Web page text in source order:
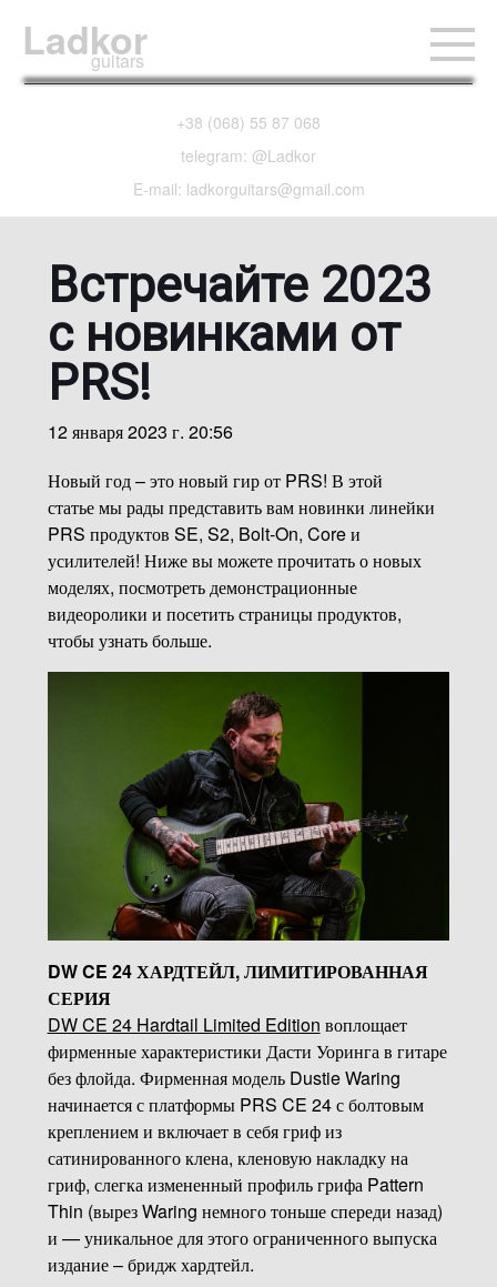
Ladkor
guitars
+38 (068) 55 87 068
telegram: @Ladkor
E-mail: ladkorguitars@gmail.com
Встречайте 2023
с новинками от
PRS!
12 января 2023 г. 20:56
Новый год – это новый гир от PRS! В этой
статье мы рады представить вам новинки линейки
PRS продуктов SE, S2, Bolt-On, Core и
усилителей! Ниже вы можете прочитать о новых
моделях, посмотреть демонстрационные
видеоролики и посетить страницы продуктов,
чтобы узнать больше.
DW CE 24 ХАРДТЕЙЛ, ЛИМИТИРОВАННАЯ
СЕРИЯ
DW CE 24 Hardtail Limited Edition воплощает
фирменные характеристики Дасти Уоринга в гитаре
без флойда. Фирменная модель Dustie Waring
начинается с платформы PRS CE 24 с болтовым
креплением и включает в себя гриф из
сатинированного клена, кленовую накладку на
гриф, слегка измененный профиль грифа Pattern
Thin (вырез Waring немного тоньше спереди назад)
и — уникальное для этого ограниченного выпуска
издание – бридж хардтейл.